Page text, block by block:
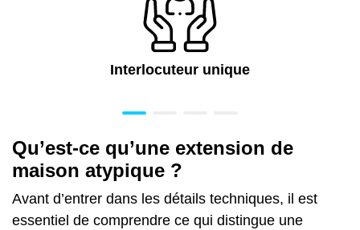
Interlocuteur unique
Qu’est-ce qu’une extension de
maison atypique ?
Avant d’entrer dans les détails techniques, il est
essentiel de comprendre ce qui distingue une